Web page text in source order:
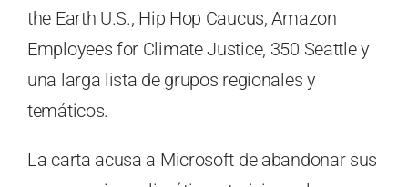
the Earth U.S., Hip Hop Caucus, Amazon
Employees for Climate Justice, 350 Seattle y
una larga lista de grupos regionales y
temáticos.
La carta acusa a Microsoft de abandonar sus